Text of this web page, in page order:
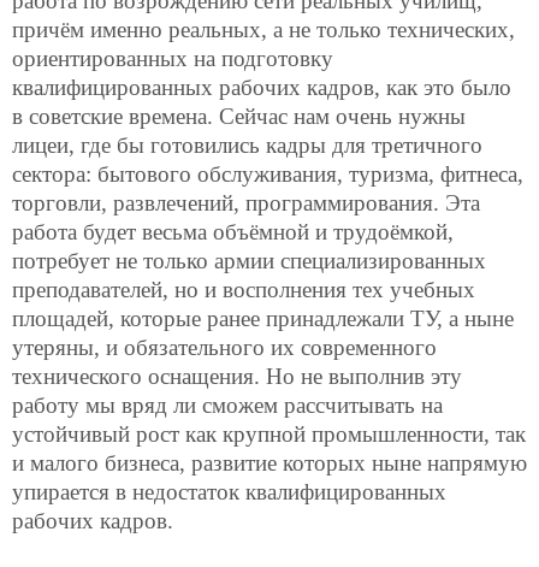
причём именно реальных, а не только технических,
ориентированных на подготовку
квалифицированных рабочих кадров, как это было
в советские времена. Сейчас нам очень нужны
лицеи, где бы готовились кадры для третичного
сектора: бытового обслуживания, туризма, фитнеса,
торговли, развлечений, программирования. Эта
работа будет весьма объёмной и трудоёмкой,
потребует не только армии специализированных
преподавателей, но и восполнения тех учебных
площадей, которые ранее принадлежали ТУ, а ныне
утеряны, и обязательного их современного
технического оснащения. Но не выполнив эту
работу мы вряд ли сможем рассчитывать на
устойчивый рост как крупной промышленности, так
и малого бизнеса, развитие которых ныне напрямую
упирается в недостаток квалифицированных
рабочих кадров.